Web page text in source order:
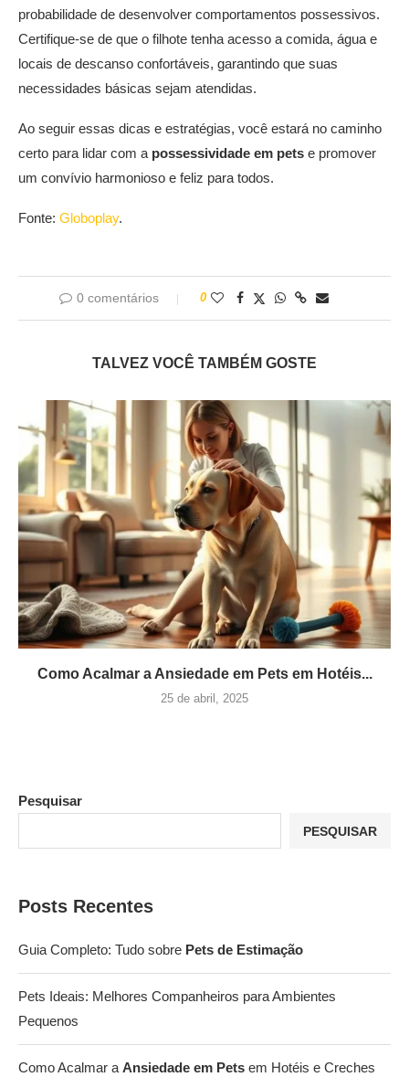
probabilidade de desenvolver comportamentos possessivos.
Certifique-se de que o filhote tenha acesso a comida, água e
locais de descanso confortáveis, garantindo que suas
necessidades básicas sejam atendidas.
Ao seguir essas dicas e estratégias, você estará no caminho
certo para lidar com a possessividade em pets e promover
um convívio harmonioso e feliz para todos.
Fonte: Globoplay.
0 comentários 0
TALVEZ VOCÊ TAMBÉM GOSTE
Como Acalmar a Ansiedade em Pets em Hotéis...
25 de abril, 2025
Pesquisar
PESQUISAR
Posts Recentes
Guia Completo: Tudo sobre Pets de Estimação
Pets Ideais: Melhores Companheiros para Ambientes
Pequenos
Como Acalmar a Ansiedade em Pets em Hotéis e Creches